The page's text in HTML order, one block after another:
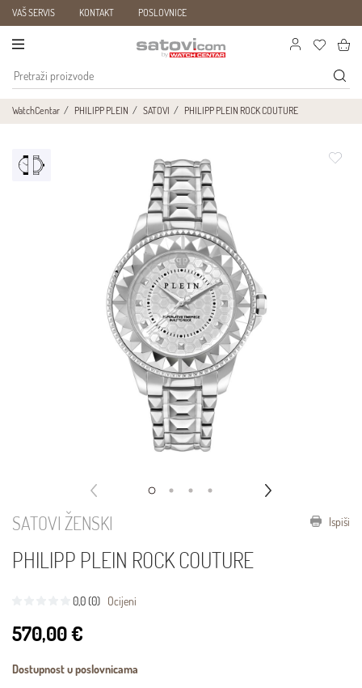
VAŠ SERVIS KONTAKT POSLOVNICE
WatchCentar PHILIPP PLEIN SATOVI PHILIPP PLEIN ROCK COUTURE
Ispiši
SATOVI ŽENSKI
PHILIPP PLEIN ROCK COUTURE
0,0 (0) Ocijeni
570,00 €
Dostupnost u poslovnicama